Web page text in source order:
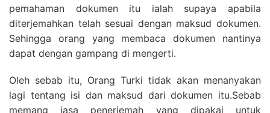
pemahaman dokumen itu ialah supaya apabila
diterjemahkan telah sesuai dengan maksud dokumen.
Sehingga orang yang membaca dokumen nantinya
dapat dengan gampang di mengerti.
Oleh sebab itu, Orang Turki tidak akan menanyakan
lagi tentang isi dan maksud dari dokumen itu.Sebab
memang jasa penerjemah yang dipakai untuk